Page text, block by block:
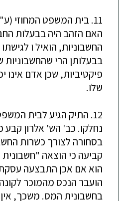
האם הזהב היה בבעלות
החשבוניות, הואיל ו
בבעלותן הרי שהחשבוניות
פיקטיביות, שכן אדם אינו
שלו.
12. התיק הגיע לבית
נחלקו. כב' הש' אלרון קבע
בסחורה לצורך כשרות
קביעה כי הוצאה
הוא אם אכן התבצעה
הועבר הנכס מהמוכר
בחשבונית המס. משכך,